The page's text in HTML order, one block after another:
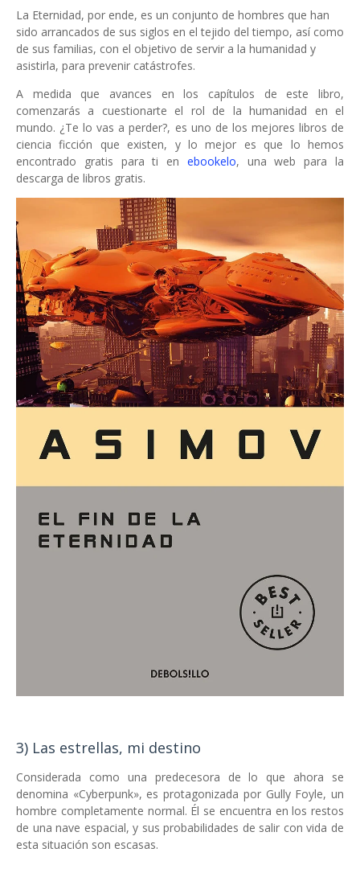
La Eternidad, por ende, es un conjunto de hombres que han
sido arrancados de sus siglos en el tejido del tiempo, así como
de sus familias, con el objetivo de servir a la humanidad y
asistirla, para prevenir catástrofes.
A medida que avances en los capítulos de este libro,
comenzarás a cuestionarte el rol de la humanidad en el
mundo. ¿Te lo vas a perder?, es uno de los mejores libros de
ciencia ficción que existen, y lo mejor es que lo hemos
encontrado gratis para ti en ebookelo, una web para la
descarga de libros gratis.
3) Las estrellas, mi destino
Considerada como una predecesora de lo que ahora se
denomina «Cyberpunk», es protagonizada por Gully Foyle, un
hombre completamente normal. Él se encuentra en los restos
de una nave espacial, y sus probabilidades de salir con vida de
esta situación son escasas.